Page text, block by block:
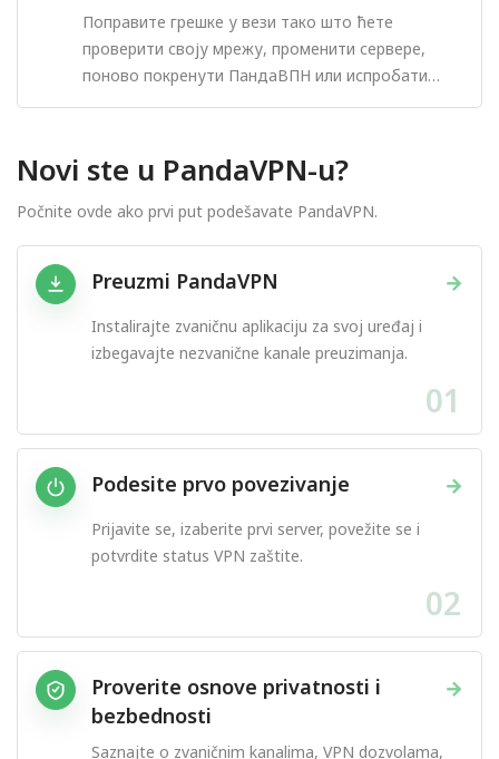
Поправите грешке у вези тако што ћете
проверити своју мрежу, променити сервере,
поново покренути ПандаВПН или испробати
други протокол.
Novi ste u PandaVPN-u?
Počnite ovde ako prvi put podešavate PandaVPN.
→
Preuzmi PandaVPN
Instalirajte zvaničnu aplikaciju za svoj uređaj i
izbegavajte nezvanične kanale preuzimanja.
01
→
Podesite prvo povezivanje
Prijavite se, izaberite prvi server, povežite se i
potvrdite status VPN zaštite.
02
→
Proverite osnove privatnosti i
bezbednosti
Saznajte o zvaničnim kanalima, VPN dozvolama,